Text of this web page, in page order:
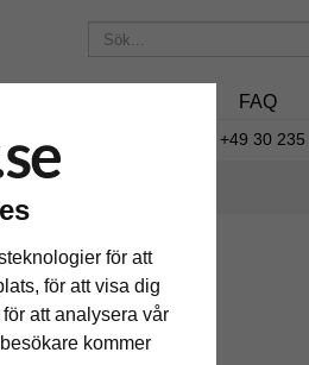
för att
för att visa dig
att analysera vår
kommer
FAQ
+49 30